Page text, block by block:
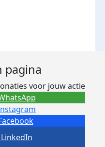
pagina
voor jouw actie